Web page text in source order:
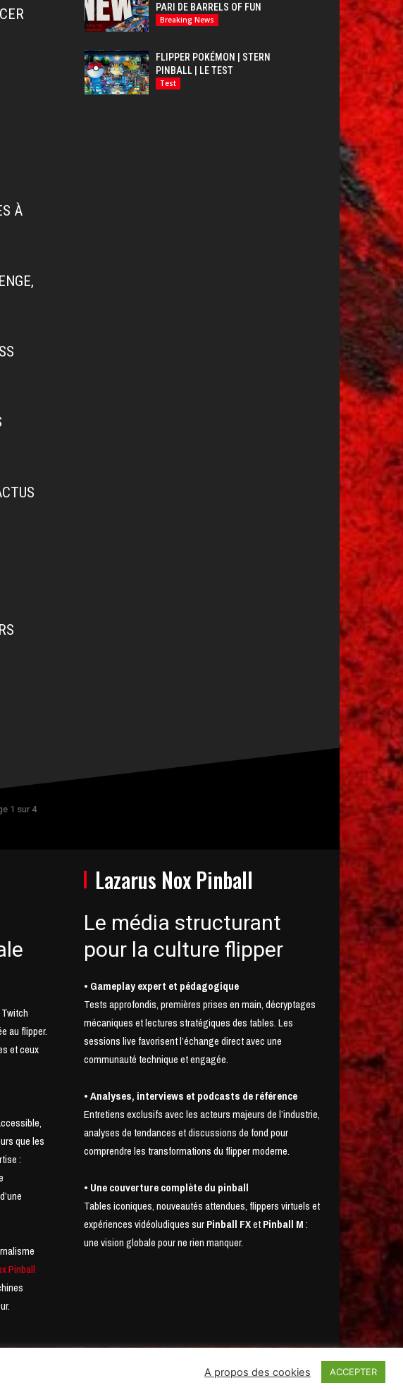
À
1 sur 4
PARI DE BARRELS OF FUN
Breaking News
FLIPPER POKÉMON | STERN
PINBALL | LE TEST
Test
au flipper.
et ceux
que les
:
Pinball
Lazarus Nox Pinball
Le média structurant
pour la culture flipper
• Gameplay expert et pédagogique
Tests approfondis, premières prises en main, décryptages
mécaniques et lectures stratégiques des tables. Les
sessions live favorisent l’échange direct avec une
communauté technique et engagée.
• Analyses, interviews et podcasts de référence
Entretiens exclusifs avec les acteurs majeurs de l’industrie,
analyses de tendances et discussions de fond pour
comprendre les transformations du flipper moderne.
• Une couverture complète du pinball
Tables iconiques, nouveautés attendues, flippers virtuels et
expériences vidéoludiques surPinball FXetPinball M:
une vision globale pour ne rien manquer.
A propos des cookies ACCEPTER